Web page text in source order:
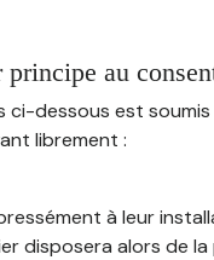
au
ci-dessous est
librement :
à leur
disposera alors de